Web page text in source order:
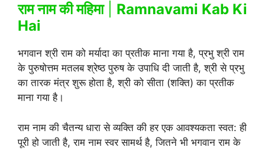
राम नाम की महिमा| Ramnavami Kab Ki
Hai
भगवान श्री राम को मर्यादा का प्रतीक माना गया है, प्रभु श्री राम
के पुरुषोत्तम मतलब श्रेष्ठ पुरुष के उपाधि दी जाती है, श्री से प्रभु
का तारक मंत्र शुरू होता है, श्री को सीता (शक्ति) का प्रतीक
माना गया है।
राम नाम की चैतन्य धारा से व्यक्ति की हर एक आवश्यकता स्वत: ही
पूरी हो जाती है, राम नाम स्वर सामर्थ है, जितने भी भगवान राम के